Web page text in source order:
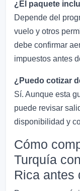
¿El paquete
Depende del
vuelo y otros
debe confirmar
impuestos antes
¿Puedo cotizar
Sí. Aunque esta
puede revisar
disponibilidad y
Cómo
Turquía
Rica antes